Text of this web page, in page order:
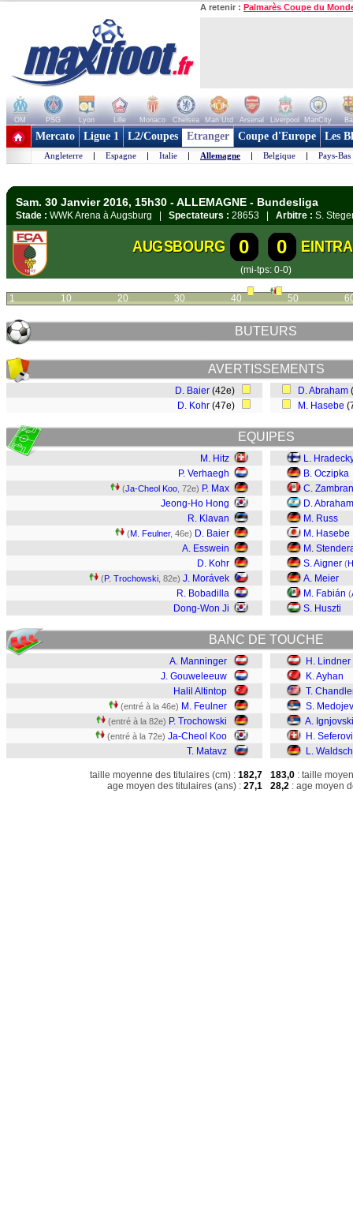
A retenir : Palmarès Coupe du
OM PSG Lyon Lille Monaco Chelsea Man Utd Arsenal Liverpool ManCity
+ de clubs
Mercato Ligue 1 L2/Coupes Etranger Coupe d'Europe Les
Angleterre | Espagne | Italie | Allemagne | Belgique | Pays-Bas
Sam. 30 Janvier 2016, 15h30 - ALLEMAGNE - Bundesliga
Stade : WWK Arena à Augsburg | Spectateurs : 28653 | Arbitre : S.
AUGSBOURG 0 0
(mi-tps: 0-0)
1 10 20 30 40 50
BUTEURS
AVERTISSEMENTS
D. Baier (42e)
D. Kohr (47e)
D. Abraham
M. Hasebe
EQUIPES
M. Hitz
P. Verhaegh
(Ja-Cheol Koo , 72e) P. Max
Jeong-Ho Hong
R. Klavan
(M. Feulner, 46e) D. Baier
A. Esswein
D. Kohr
(P. Trochowski , 82e) J. Morávek
R. Bobadilla
Dong-Won Ji
L.
B. Oczipka
C.
D. Abraham
M. Russ
M. Hasebe
M.
S. Aigner (
A. Meier
M. Fabián (
S. Huszti
BANC DE TOUCHE
A. Manninger
J. Gouweleeuw
Halil Altintop
(entré à la 46e) M. Feulner
(entré à la 82e) P. Trochowski
(entré à la 72e) Ja-Cheol Koo
T. Matavz
taille moyenne des titulaires (cm) : 182,7
age moyen des titulaires (ans) : 27,1
H. Lindner
K. Ayhan
T.
S.
A. Ignjovski
H.
L.
183,0 : taille
28,2 : age moyen